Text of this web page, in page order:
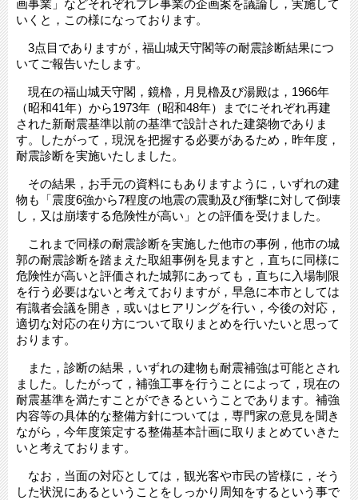
画事業」などそれぞれプレ事業の企画案を議論し，実施して
いくと，この様になっております。
3点目でありますが，福山城天守閣等の耐震診断結果につ
いてご報告いたします。
現在の福山城天守閣，鏡櫓，月見櫓及び湯殿は，1966年
（昭和41年）から1973年（昭和48年）までにそれぞれ再建
された新耐震基準以前の基準で設計された建築物でありま
す。したがって，現況を把握する必要があるため，昨年度，
耐震診断を実施いたしました。
その結果，お手元の資料にもありますように，いずれの建
物も「震度6強から7程度の地震の震動及び衝撃に対して倒壊
し，又は崩壊する危険性が高い」との評価を受けました。
これまで同様の耐震診断を実施した他市の事例，他市の城
郭の耐震診断を踏まえた取組事例を見ますと，直ちに同様に
危険性が高いと評価された城郭にあっても，直ちに入場制限
を行う必要はないと考えておりますが，早急に本市としては
有識者会議を開き，或いはヒアリングを行い，今後の対応，
適切な対応の在り方について取りまとめを行いたいと思って
おります。
また，診断の結果，いずれの建物も耐震補強は可能とされ
ました。したがって，補強工事を行うことによって，現在の
耐震基準を満たすことができるということであります。補強
内容等の具体的な整備方針については，専門家の意見を聞き
ながら，今年度策定する整備基本計画に取りまとめていきた
いと考えております。
なお，当面の対応としては，観光客や市民の皆様に，そう
した状況にあるということをしっかり周知をするという事で